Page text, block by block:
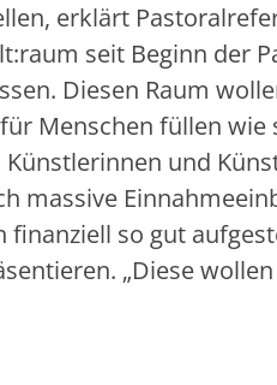
erklärt
seit Beginn der
Diesen Raum
Menschen füllen wie
und
massive
finanziell so gut
„Diese